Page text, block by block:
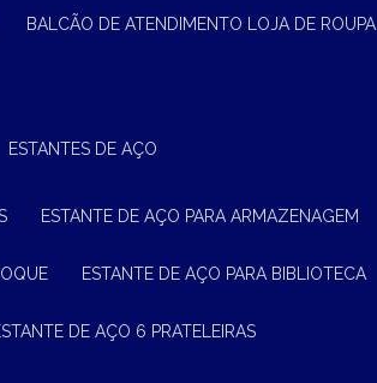
BALCÃO DE ATENDIMENTO LOJA DE ROUPA
ESTANTES DE AÇO
ESTANTE DE AÇO PARA ARMAZENAGEM
ESTANTE DE AÇO PARA BIBLIOTECA
ESTANTE DE AÇO 6 PRATELEIRAS